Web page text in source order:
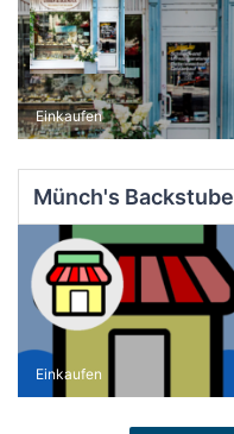
Einkaufen
Münch's Backstube
Einkaufen